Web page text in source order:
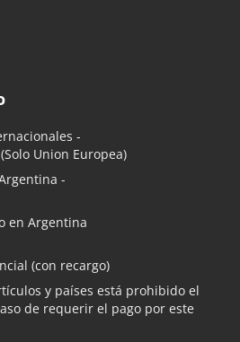
-
(Solo Union Europea)
-
en Argentina
(con recargo)
y países está prohibido el
de requerir el pago por este